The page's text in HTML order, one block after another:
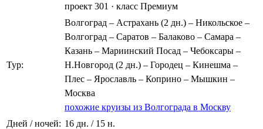
проект 301 · класс Премиум
Тур:
Волгоград – Астрахань (2 дн.) – Никольское –
Волгоград – Саратов – Балаково – Самара –
Казань – Мариинский Посад – Чебоксары –
Н.Новгород (2 дн.) – Городец – Кинешма –
Плес – Ярославль – Коприно – Мышкин –
Москва
похожие круизы из Волгограда в Москву
Дней / ночей: 16 дн. / 15 н.